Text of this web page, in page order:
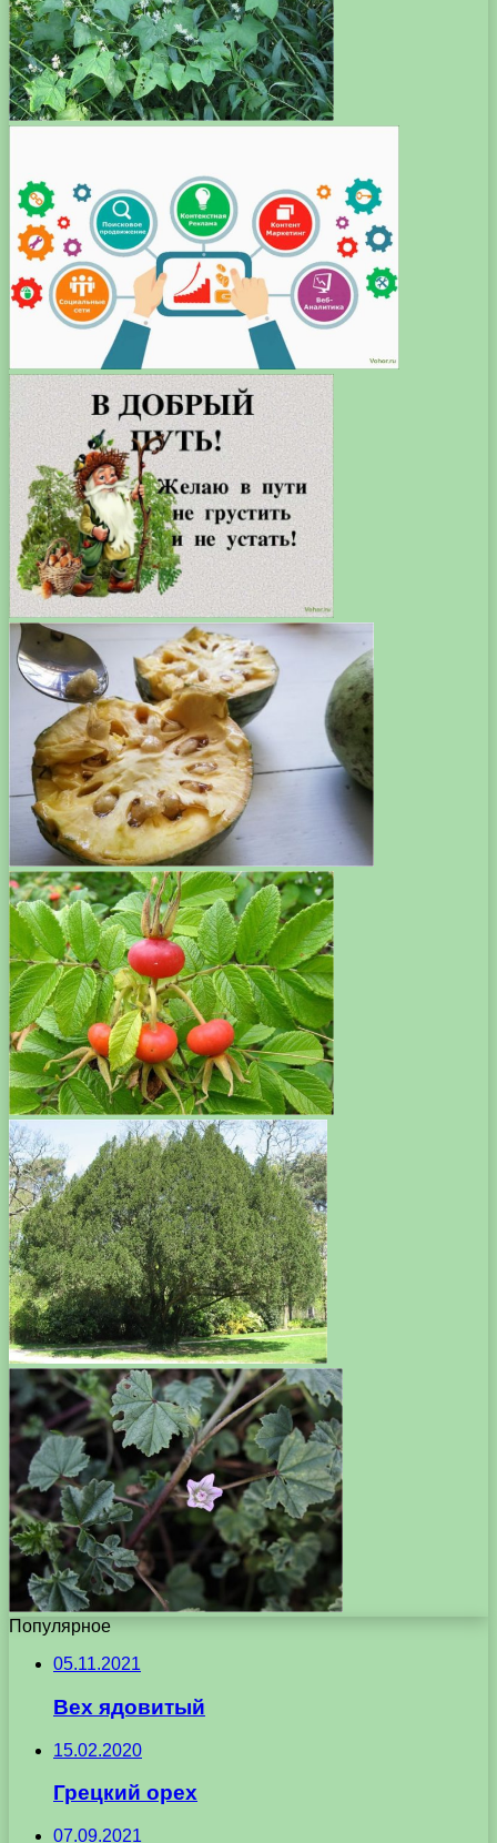
Популярное
05.11.2021
Вех ядовитый
15.02.2020
Грецкий орех
07.09.2021